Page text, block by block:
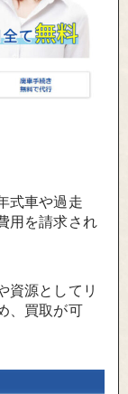
式車や過走
用を請求され
資源としてリ
、買取が可